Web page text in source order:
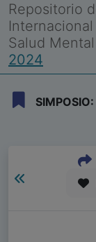
Repositorio
Salud
2024
SIMPOSIO: